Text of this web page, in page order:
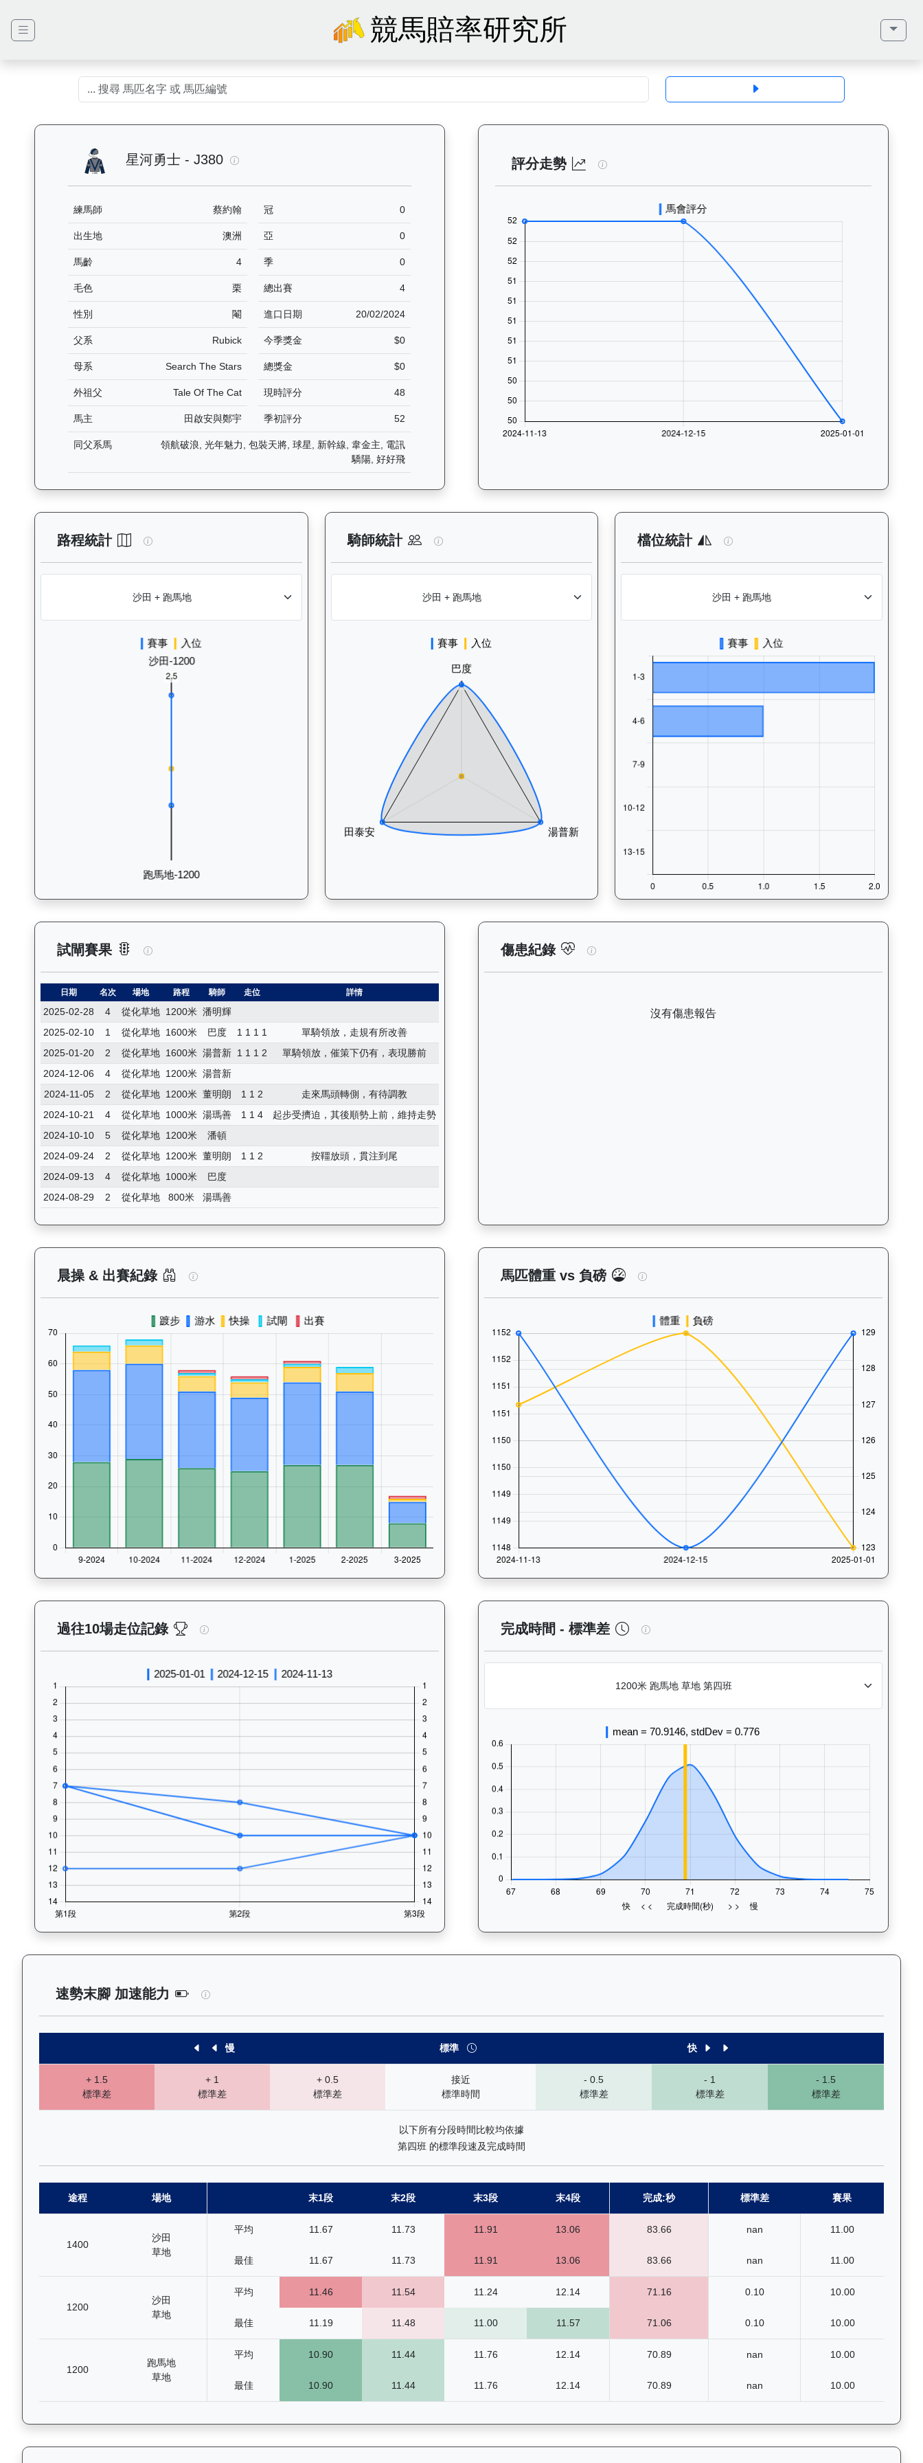
競馬賠率研究所
星河勇士 - J380 星河勇士（J380）— 馬匹基本資料：查看香港賽馬會賽駒的完整檔案，包括練馬師、出生地、馬齡、毛色、
練馬師 蔡約翰 冠 0
出生地 澳洲 亞 0
馬齡 4 季 0
毛色 栗 總出賽 4
性別 閹 進口日期 20/02/2024
父系 Rubick 今季獎金 $0
母系 Search The Stars 總獎金 $0
外祖父 Tale Of The Cat 現時評分 48
馬主 田啟安與鄭宇 季初評分 52
同父系馬
領航破浪, 光年魅力, 包裝天將, 球星, 新幹線, 韋金主, 電訊
驕陽, 好好飛
評分走勢 星河勇士（J380）— 評分走勢圖表：追蹤香港賽
路程統計 星河勇士（J380）— 路程統計分析：查看香港賽駒在不同途程距離（1000米至2400米）的出賽次數與入位率統計，支援
騎師統計 星河勇士（J380）— 騎師統計分析：查看各騎師策騎此馬匹的出賽次數與
檔位統計 星河勇士（J380）— 檔位統
試閘賽果 星河勇士（J380）— 試閘賽果紀錄：查看馬匹所有試閘（Barrier Trial）的歷史成績，包括日期、名次、場地、路程、騎
日期 名次 場地 路程 騎師 走位 詳情
2025-02-28 4 從化草地 1200米 潘明輝
2025-02-10
1 從化草地 1600米 巴度 1 1 1 1
單騎領放，走規有所改善
2025-01-20
2 從化草地 1600米 湯普新 1 1 1 2
單騎領放，催策下仍有，表現勝前
2024-12-06
4 從化草地 1200米 湯普新
2024-11-05
2 從化草地 1200米 董明朗 1 1 2
走來馬頭轉側，有待調教
2024-10-21
4 從化草地 1000米 湯瑪善 1 1 4
起步受擠迫，其後順勢上前，維持走勢
2024-10-10
5 從化草地 1200米
潘頓
2024-09-24
2 從化草地 1200米 董明朗 1 1 2
按韁放頭，貫注到尾
2024-09-13
4 從化草地 1000米
巴度
2024-08-29
2 從化草地 800米 湯瑪善
傷患紀錄 星河勇士（J380）— 傷患紀錄：查看馬匹完整的獸
沒有傷患報告
晨操 & 出賽紀錄 星河勇士（J380）— 晨操及出賽紀錄圖表：以月度圖表顯示馬匹訓練活動（慢跑、游泳、快跑）及試閘、正式出賽
馬匹體重 vs 負磅 星河勇士（J380）— 馬匹體重與負磅走勢
過往10場走位記錄 星河勇士（J380）— 過往走位記錄圖表：查看馬匹最近10場比賽的走位變化趨勢，分析馬匹的跑法風格和衝線
完成時間 - 標準差 星河勇士（J380）— 完成時間標準差分析
速勢末腳 加速能力 星河勇士（J380）— 速勢末腳加速能力分析：查看馬匹在各途程和場地的詳細分段時間（末1段至末4段），以
慢 標準 快
+ 1.5
標準差
+ 1
標準差
+ 0.5
標準差
接近
標準時間
- 0.5
標準差
- 1
標準差
- 1.5
標準差
以下所有分段時間比較均依據
第四班 的標準段速及完成時間
途程 場地 末1段 末2段 末3段 末4段 完成:秒 標準差 賽果
1400
沙田
草地
平均 11.67 11.73 11.91 13.06 83.66 nan 11.00
最佳 11.67 11.73 11.91 13.06 83.66 nan 11.00
1200
沙田
草地
平均 11.46 11.54 11.24 12.14 71.16 0.10 10.00
最佳 11.19 11.48 11.00 11.57 71.06 0.10 10.00
1200
跑馬地
草地
平均 10.90 11.44 11.76 12.14 70.89 nan 10.00
最佳 10.90 11.44 11.76 12.14 70.89 nan 10.00